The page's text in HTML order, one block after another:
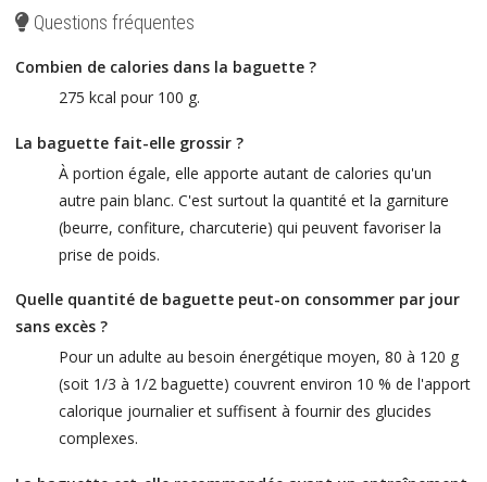
Questions fréquentes
Combien de calories dans la baguette ?
275 kcal pour 100 g.
La baguette fait-elle grossir ?
À portion égale, elle apporte autant de calories qu'un
autre pain blanc. C'est surtout la quantité et la garniture
(beurre, confiture, charcuterie) qui peuvent favoriser la
prise de poids.
Quelle quantité de baguette peut-on consommer par jour
sans excès ?
Pour un adulte au besoin énergétique moyen, 80 à 120 g
(soit 1/3 à 1/2 baguette) couvrent environ 10 % de l'apport
calorique journalier et suffisent à fournir des glucides
complexes.